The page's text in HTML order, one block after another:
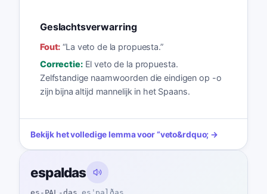
Geslachtsverwarring
Fout: “La veto de la propuesta.”
Correctie: El veto de la propuesta.
Zelfstandige naamwoorden die eindigen op -o
zijn bijna altijd mannelijk in het Spaans.
Bekijk het volledige lemma voor“veto&rdquo; →
espaldas